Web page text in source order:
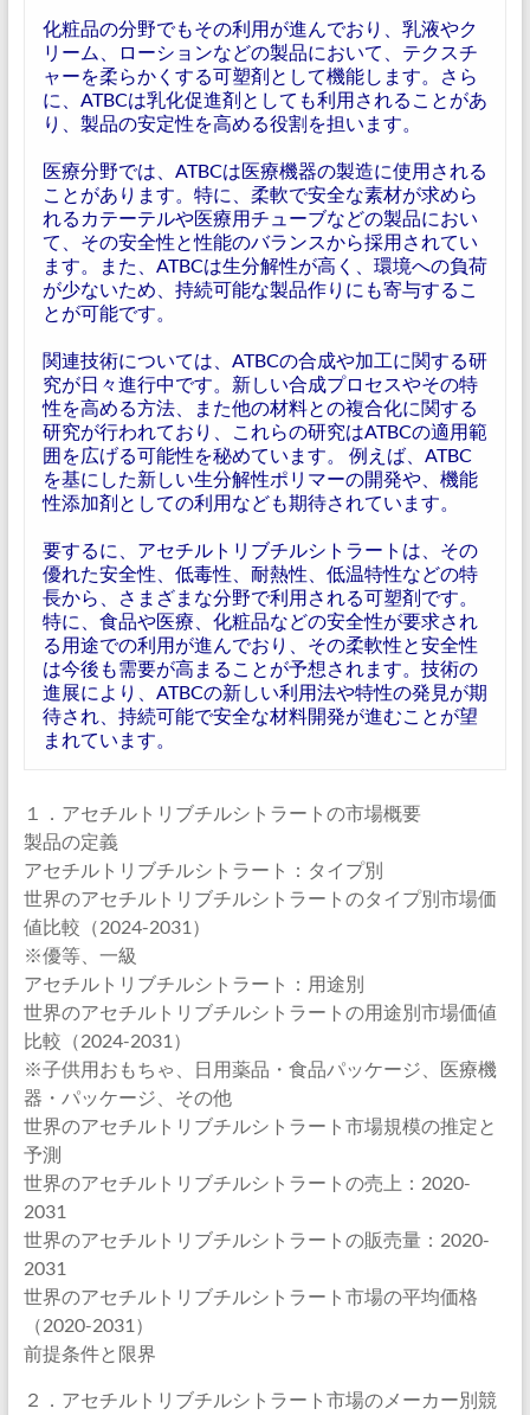
化粧品の分野でもその利用が進んでおり、乳液やク
リーム、ローションなどの製品において、テクスチ
ャーを柔らかくする可塑剤として機能します。さら
に、ATBCは乳化促進剤としても利用されることがあ
り、製品の安定性を高める役割を担います。
医療分野では、ATBCは医療機器の製造に使用される
ことがあります。特に、柔軟で安全な素材が求めら
れるカテーテルや医療用チューブなどの製品におい
て、その安全性と性能のバランスから採用されてい
ます。また、ATBCは生分解性が高く、環境への負荷
が少ないため、持続可能な製品作りにも寄与するこ
とが可能です。
関連技術については、ATBCの合成や加工に関する研
究が日々進行中です。新しい合成プロセスやその特
性を高める方法、また他の材料との複合化に関する
研究が行われており、これらの研究はATBCの適用範
囲を広げる可能性を秘めています。 例えば、ATBC
を基にした新しい生分解性ポリマーの開発や、機能
性添加剤としての利用なども期待されています。
要するに、アセチルトリブチルシトラートは、その
優れた安全性、低毒性、耐熱性、低温特性などの特
長から、さまざまな分野で利用される可塑剤です。
特に、食品や医療、化粧品などの安全性が要求され
る用途での利用が進んでおり、その柔軟性と安全性
は今後も需要が高まることが予想されます。技術の
進展により、ATBCの新しい利用法や特性の発見が期
待され、持続可能で安全な材料開発が進むことが望
まれています。
１．アセチルトリブチルシトラートの市場概要
製品の定義
アセチルトリブチルシトラート：タイプ別
世界のアセチルトリブチルシトラートのタイプ別市場価
値比較（2024-2031）
※優等、一級
アセチルトリブチルシトラート：用途別
世界のアセチルトリブチルシトラートの用途別市場価値
比較（2024-2031）
※子供用おもちゃ、日用薬品・食品パッケージ、医療機
器・パッケージ、その他
世界のアセチルトリブチルシトラート市場規模の推定と
予測
世界のアセチルトリブチルシトラートの売上：2020-
2031
世界のアセチルトリブチルシトラートの販売量：2020-
2031
世界のアセチルトリブチルシトラート市場の平均価格
（2020-2031）
前提条件と限界
２．アセチルトリブチルシトラート市場のメーカー別競